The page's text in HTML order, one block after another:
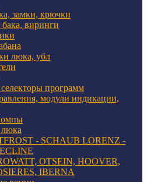
замки, крючки
виринги
люка, убл
программ
модули индикации,
- SCHAUB LORENZ -
OTSEIN, HOOVER,
IBERNA